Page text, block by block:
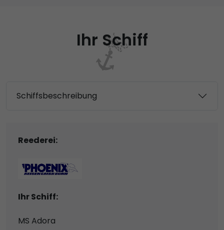
Ihr Schiff
Schiffsbeschreibung
Reederei:
Ihr Schiff:
MS Adora